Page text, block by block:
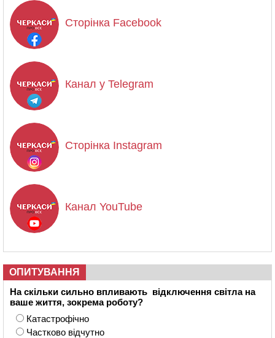
Сторінка Facebook
Канал у Telegram
Сторінка Instagram
Канал YouTube
ОПИТУВАННЯ
На скільки сильно впливають відключення світла на
ваше життя, зокрема роботу?
Катастрофічно
Частково відчутно